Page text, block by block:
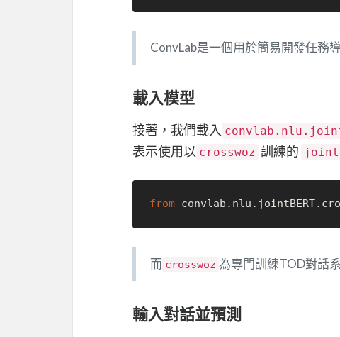
ConvLab是一個用於簡易開發任務
載入模型
接著，我們載入
表示使用以 crosswoz 訓練的
from
而 crosswoz 為專門訓練TOD對話
輸入對話並預測